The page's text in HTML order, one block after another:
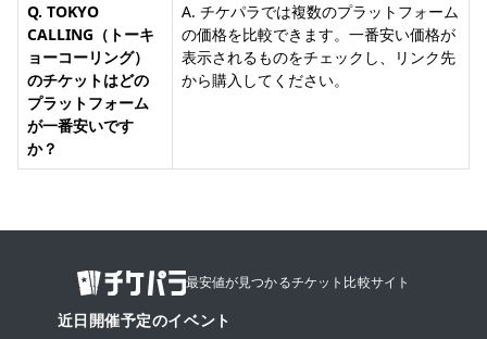
Q. TOKYO
CALLING（トーキ
ョーコーリング）
のチケットはどの
プラットフォーム
が一番安いです
か？
A. チケパラでは複数のプラットフォーム
の価格を比較できます。一番安い価格が
表示されるものをチェックし、リンク先
から購入してください。
最安値が見つかるチケット比較サイト
近日開催予定のイベント